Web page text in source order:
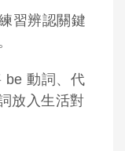
習辨認關鍵
be 動詞、代
放入生活對